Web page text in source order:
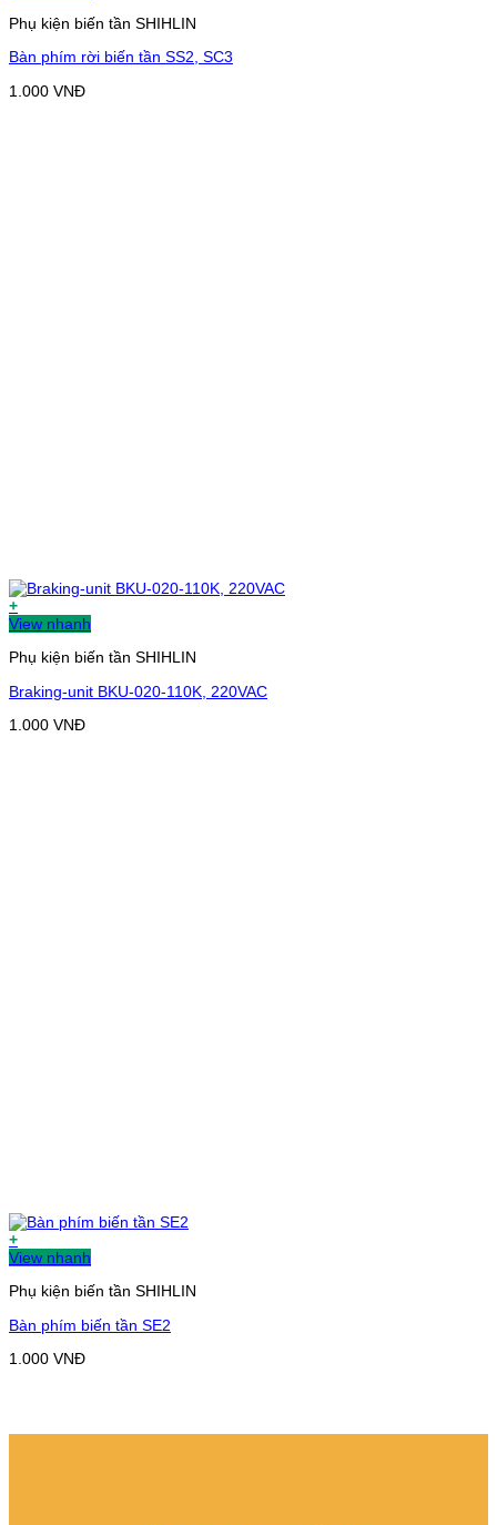
Phụ kiện biến tần SHIHLIN
Bàn phím rời biến tần SS2, SC3
1.000 VNĐ
+
View nhanh
Phụ kiện biến tần SHIHLIN
Braking-unit BKU-020-110K, 220VAC
1.000 VNĐ
+
View nhanh
Phụ kiện biến tần SHIHLIN
Bàn phím biến tần SE2
1.000 VNĐ